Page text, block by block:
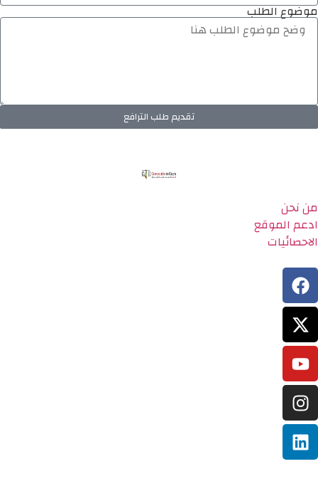
موضوع الطلب
تقديم طلب الترافع
من نحن
ادعم الموقع
الاحصائيات